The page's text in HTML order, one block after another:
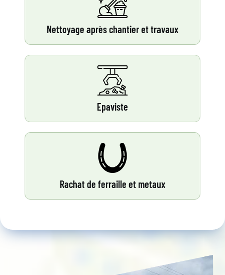
Nettoyage après chantier et travaux
Epaviste
Rachat de ferraille et metaux